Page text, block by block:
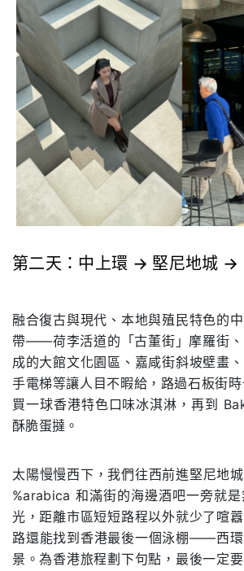
第⼆天：中上環 → 堅尼地城 →
融合復古與現代、本地與殖民特⾊的
帶——荷李活道的「古董街」摩羅街
成的⼤館⽂化園區、嘉咸街斜坡壁畫
⼿電梯等讓⼈⽬不暇給，路過⽯板街
買⼀球⾹港特⾊⼝味冰淇淋，再到
酥脆蛋撻。
太陽慢慢西下，我們往西前進堅尼地
%arabica 和滿街的海邊酒吧⼀旁就
光，距離市區短短路程以外就少了喧
路還能找到⾹港最後⼀個泳棚——西
景。為⾹港旅程劃下句點，最後⼀定